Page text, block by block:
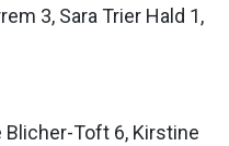
3, Sara Trier Hald 1,
Blicher-Toft 6, Kirstine